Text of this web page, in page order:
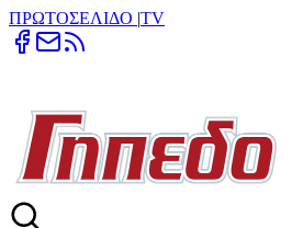
ΠΡΩΤΟΣΕΛΙΔΟ |TV